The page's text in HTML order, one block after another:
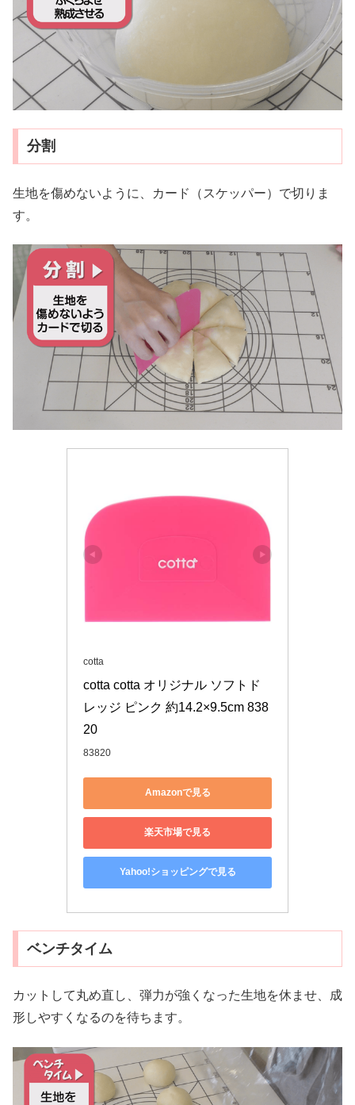
分割
生地を傷めないように、カード（スケッパー）で切りま
す。
cotta
cotta cotta オリジナル ソフトド
レッジ ピンク 約14.2×9.5cm 838
20
83820
Amazonで見る
楽天市場で見る
Yahoo!ショッピングで見る
ベンチタイム
カットして丸め直し、弾力が強くなった生地を休ませ、成
形しやすくなるのを待ちます。